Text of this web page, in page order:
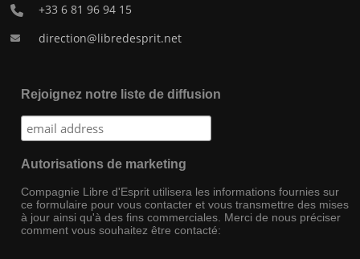
+33 6 81 96 94 15
direction@libredesprit.net
Rejoignez notre liste de diffusion
Autorisations de marketing
Compagnie Libre d'Esprit utilisera les informations fournies sur
ce formulaire pour vous contacter et vous transmettre des mises
à jour ainsi qu'à des fins commerciales. Merci de nous préciser
comment vous souhaitez être contacté: